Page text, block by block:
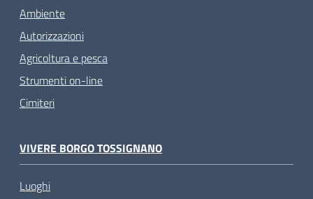
Ambiente
Autorizzazioni
Agricoltura e pesca
Strumenti on-line
Cimiteri
VIVERE BORGO TOSSIGNANO
Luoghi